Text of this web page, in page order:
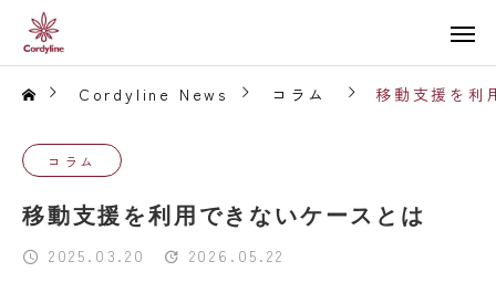
Cordyline News コラム 移動支援を利
コラム
移動支援を利用できないケースとは
2025.03.20 2026.05.22